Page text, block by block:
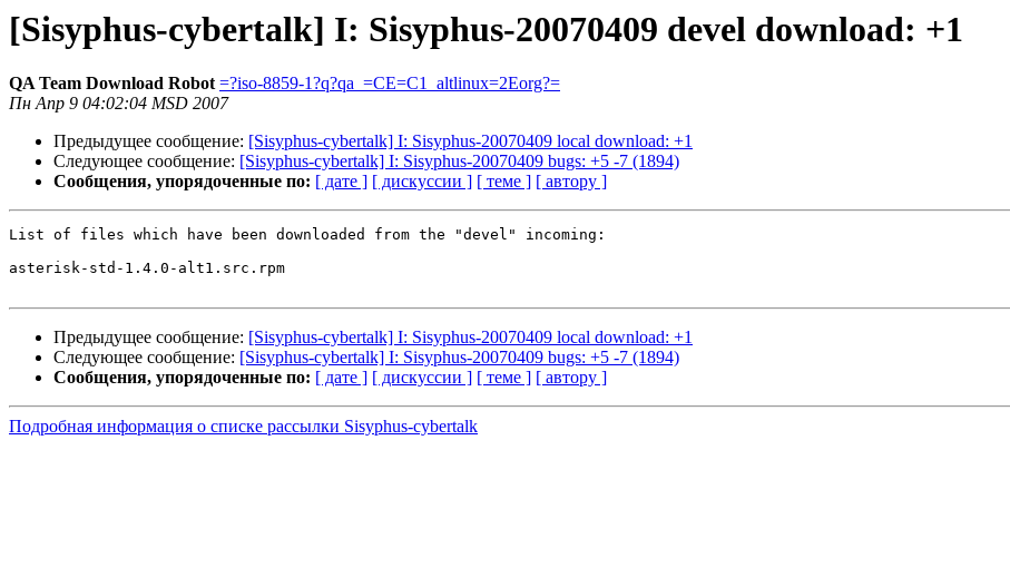
[Sisyphus-cybertalk] I: Sisyphus-20070409 devel download: +1
QA Team Download Robot =?iso-8859-1?q?qa_=CE=C1_altlinux=2Eorg?=
Пн Апр 9 04:02:04 MSD 2007
Предыдущее сообщение: [Sisyphus-cybertalk] I: Sisyphus-20070409 local download: +1
Следующее сообщение: [Sisyphus-cybertalk] I: Sisyphus-20070409 bugs: +5 -7 (1894)
Сообщения, упорядоченные по: [ дате ] [ дискуссии ] [ теме ] [ автору ]
List of files which have been downloaded from the "devel" incoming:
asterisk-std-1.4.0-alt1.src.rpm
Предыдущее сообщение: [Sisyphus-cybertalk] I: Sisyphus-20070409 local download: +1
Следующее сообщение: [Sisyphus-cybertalk] I: Sisyphus-20070409 bugs: +5 -7 (1894)
Сообщения, упорядоченные по: [ дате ] [ дискуссии ] [ теме ] [ автору ]
Подробная информация о списке рассылки Sisyphus-cybertalk